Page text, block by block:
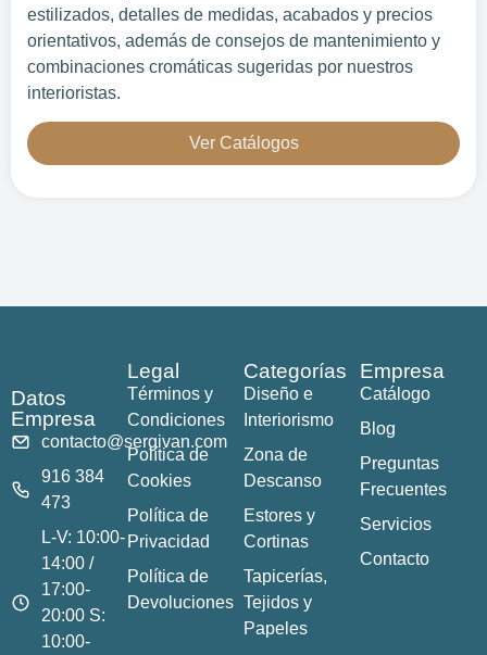
estilizados, detalles de medidas, acabados y precios
orientativos, además de consejos de mantenimiento y
combinaciones cromáticas sugeridas por nuestros
interioristas.
Ver Catálogos
Datos
Empresa
contacto@sergivan.com
916 384
473
L-V: 10:00-
14:00 /
17:00-
20:00 S:
10:00-
Categorías
Diseño e
Interiorismo
Zona de
Descanso
Estores y
Cortinas
Tapicerías,
Tejidos y
Papeles
Empresa
Catálogo
Blog
Preguntas
Frecuentes
Servicios
Contacto
Legal
Términos y
Condiciones
Política de
Cookies
Política de
Privacidad
Política de
Devoluciones